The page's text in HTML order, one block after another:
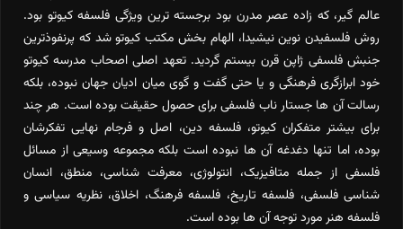
عالم گیر، که زاده عصر مدرن بود برجسته ترین ویژگی فلسفه کیوتو بود.
روش فلسفیدن نوین نیشیدا، الهام بخش مکتب کیوتو شد که پرنفوذترین
جنبش فلسفی ژاپن قرن بیستم گردید. تعهد اصلی اصحاب مدرسه کیوتو
خود ابرازگری فرهنگی و یا حتی گفت و گوی میان ادیان جهان نبوده، بلکه
رسالت آن ها جستار ناب فلسفی برای حصول حقیقت بوده است. هر چند
برای بیشتر متفکران کیوتو، فلسفه دین، اصل و فرجام نهایی تفکرشان
بوده، اما تنها دغدغه آن ها نبوده است بلکه مجموعه وسیعی از مسائل
فلسفی از جمله متافیزیک، انتولوژی، معرفت شناسی، منطق، انسان
شناسی فلسفی، فلسفه تاریخ، فلسفه فرهنگ، اخلاق، نظریه سیاسی و
فلسفه هنر مورد توجه آن ها بوده است.